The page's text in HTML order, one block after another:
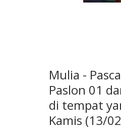
Mulia -
Paslon 01
di tempat
Kamis (13/